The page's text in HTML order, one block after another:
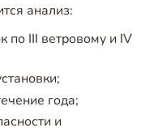
анализ:
по III ветровому и IV
года;
и